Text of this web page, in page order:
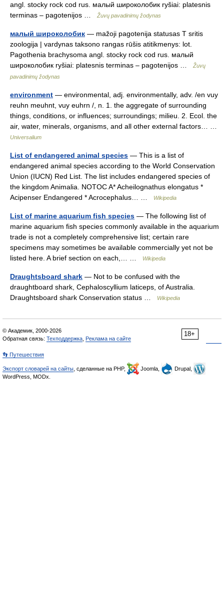
angl. stocky rock cod rus. малый широколобик ryšiai: platesnis
terminas – pagotenijos …
Žuvų pavadinimų žodynas
малый широколобик — mažoji pagotenija statusas T sritis
zoologija | vardynas taksono rangas rūšis atitikmenys: lot.
Pagothenia brachysoma angl. stocky rock cod rus. малый
широколобик ryšiai: platesnis terminas – pagotenijos …
Žuvų
pavadinimų žodynas
environment — environmental, adj. environmentally, adv. /en vuy
reuhn meuhnt, vuy euhrn /, n. 1. the aggregate of surrounding
things, conditions, or influences; surroundings; milieu. 2. Ecol. the
air, water, minerals, organisms, and all other external factors… …
Universalium
List of endangered animal species — This is a list of
endangered animal species according to the World Conservation
Union (IUCN) Red List. The list includes endangered species of
the kingdom Animalia. NOTOC A* Acheilognathus elongatus *
Acipenser Endangered * Acrocephalus… …
Wikipedia
List of marine aquarium fish species — The following list of
marine aquarium fish species commonly available in the aquarium
trade is not a completely comprehensive list; certain rare
specimens may sometimes be available commercially yet not be
listed here. A brief section on each,… …
Wikipedia
Draughtsboard shark — Not to be confused with the
draughtboard shark, Cephaloscyllium laticeps, of Australia.
Draughtsboard shark Conservation status …
Wikipedia
18+
© Академик, 2000-2026
Обратная связь: Техподдержка Реклама на сайте
👣 Путешествия
Экспорт словарей на сайты , сделанные на PHP, Joomla,
Drupal,
WordPress, MODx.